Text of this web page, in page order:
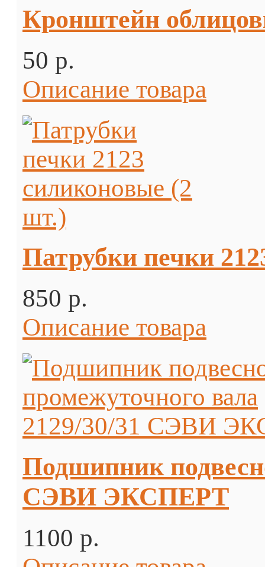
Кронштейн
50 p.
Описание товара
Патрубки печки
850 p.
Описание товара
Подшипник
СЭВИ ЭКСПЕРТ
1100 p.